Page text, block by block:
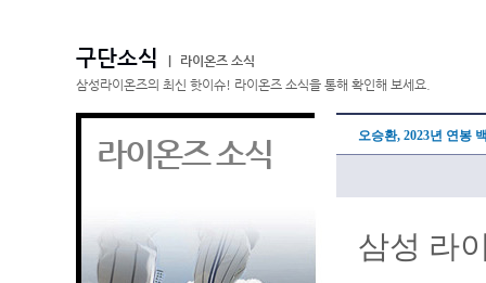
구단소식
라이온즈 소식
삼성라이온즈의 최신 핫이슈! 라이온즈 소식을 통해 확인해 보세요.
라이온즈 소식 오승환, 2023년 연봉
삼성 라